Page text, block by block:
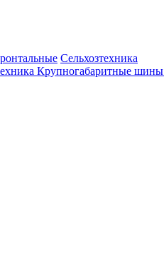
Сельхозтехника
Крупногабаритные шины